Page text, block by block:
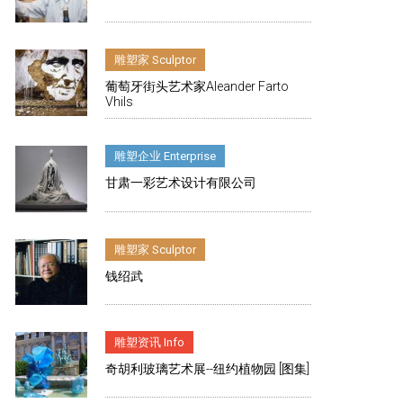
雕塑家 Sculptor
葡萄牙街头艺术家Aleander Farto
Vhils
雕塑企业 Enterprise
甘肃一彩艺术设计有限公司
雕塑家 Sculptor
钱绍武
雕塑资讯 Info
奇胡利玻璃艺术展--纽约植物园 [图集]